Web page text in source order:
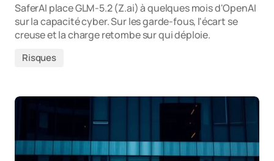
SaferAI place GLM-5.2 (Z.ai) à quelques mois d'OpenAI
sur la capacité cyber. Sur les garde-fous, l'écart se
creuse et la charge retombe sur qui déploie.
Risques